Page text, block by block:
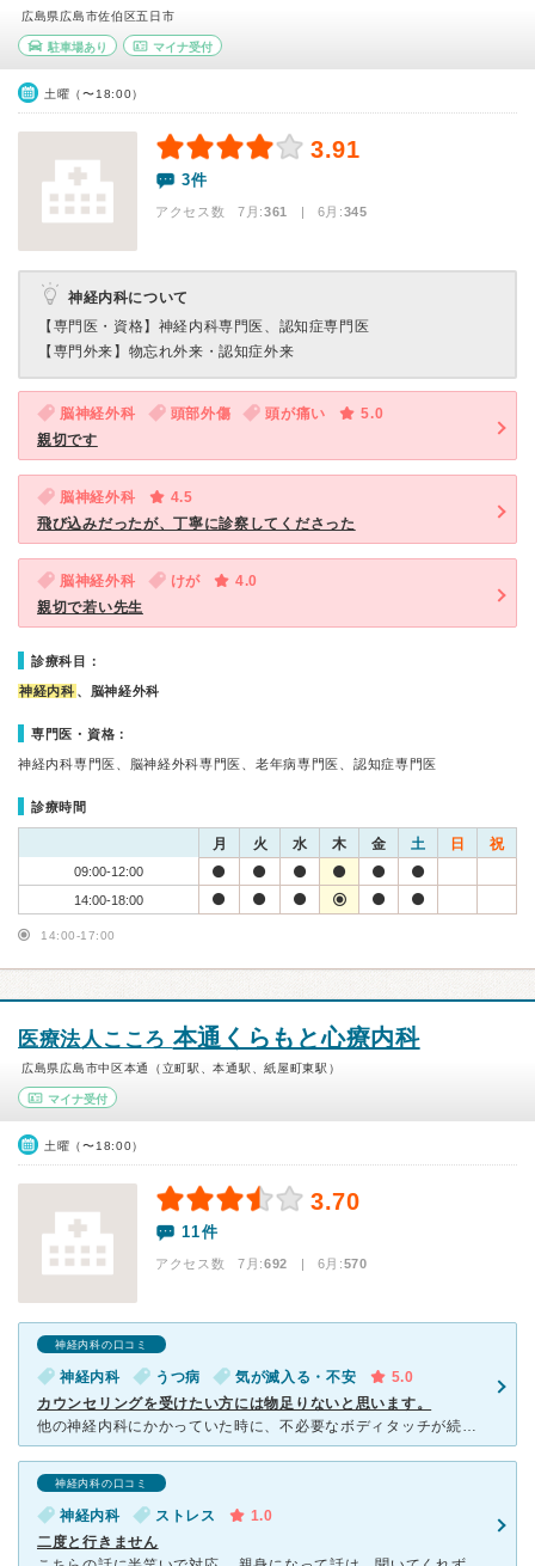
広島県広島市佐伯区五日市
駐車場あり マイナ受付
土曜（〜18:00）
3.91
3件
アクセス数 7月:361 | 6月:345
神経内科について
【専門医・資格】 神経内科専門医、認知症専門医
【専門外来】 物忘れ外来・認知症外来
脳神経外科 頭部外傷 頭が痛い
5.0
親切です
脳神経外科
4.5
飛び込みだったが、丁寧に診察してくださった
脳神経外科 けが
4.0
親切で若い先生
診療科目：
神経内科 、脳神経外科
専門医・資格：
神経内科専門医、脳神経外科専門医、老年病専門医、認知症専門医
診療時間
月 火 水 木 金 土 日 祝
09:00-12:00
14:00-18:00
14:00-17:00
医療法人こころ 本通くらもと心療内科
広島県広島市中区本通（立町駅、本通駅、紙屋町東駅）
マイナ受付
土曜（〜18:00）
3.70
11件
アクセス数 7月:692 | 6月:570
神経内科の口コミ
神経内科 うつ病 気が滅入る・不安
5.0
カウンセリングを受けたい方には物足りないと思います。
他の神経内科にかかっていた時に、不必要なボディタッチが続いたり、手術の成功率がとても低いので注射をずっと受け続けるようにと高額で永続的な治療を勧められたり、画像データを渡してもらえなかったり、しま
神経内科の口コミ
神経内科 ストレス
1.0
二度と行きません